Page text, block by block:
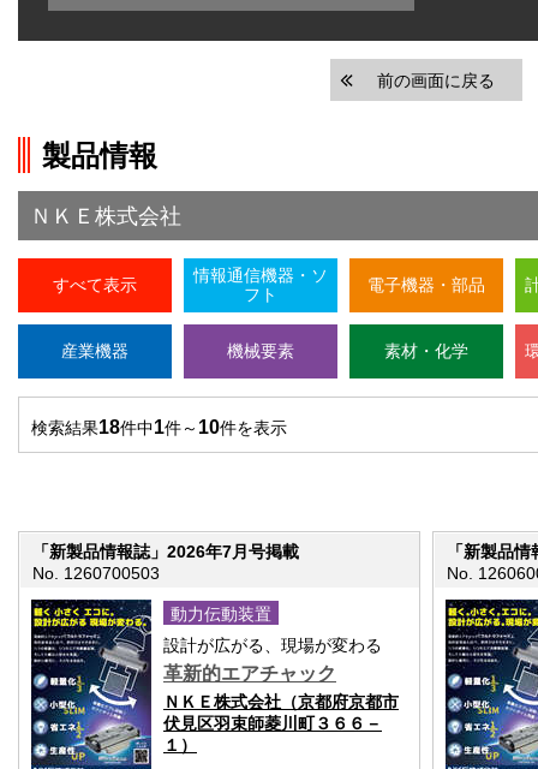
前の画面に戻る
製品情報
ＮＫＥ株式会社
すべて表示
情報通信機器・ソ
フト
電子機器・部品
産業機器 機械要素 素材・化学
検索結果18件中1件～ 10件を表示
「新製品情報誌」2026年7月号掲載
No. 1260700503
動力伝動装置
設計が広がる、現場が変わる
革新的エアチャック
ＮＫＥ株式会社（京都府京都市
伏見区羽束師菱川町３６６－
１）
「新製品
No.